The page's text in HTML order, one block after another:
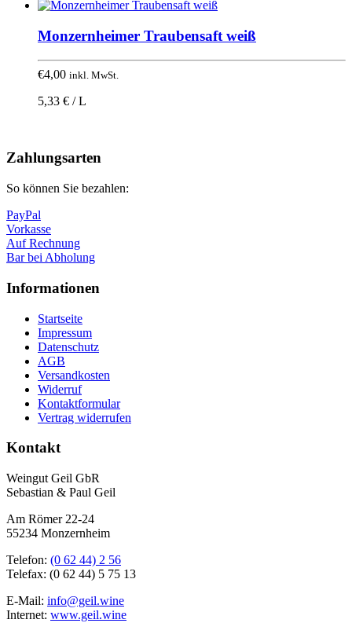
Monzernheimer Traubensaft weiß
€4,00 inkl. MwSt.
5,33 € / L
oben
Zahlungsarten
So können Sie bezahlen:
PayPal
Vorkasse
Auf Rechnung
Bar bei Abholung
Informationen
Startseite
Impressum
Datenschutz
AGB
Versandkosten
Widerruf
Kontaktformular
Vertrag widerrufen
Kontakt
Weingut Geil GbR
Sebastian & Paul Geil
Am Römer 22-24
55234 Monzernheim
Telefon: (0 62 44) 2 56
Telefax: (0 62 44) 5 75 13
E-Mail: info@geil.wine
Internet: www.geil.wine